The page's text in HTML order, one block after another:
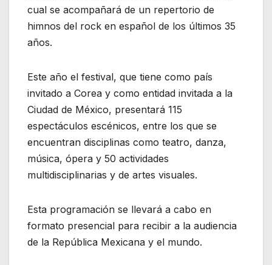
cual se acompañará de un repertorio de
himnos del rock en español de los últimos 35
años.
Este año el festival, que tiene como país
invitado a Corea y como entidad invitada a la
Ciudad de México, presentará 115
espectáculos escénicos, entre los que se
encuentran disciplinas como teatro, danza,
música, ópera y 50 actividades
multidisciplinarias y de artes visuales.
Esta programación se llevará a cabo en
formato presencial para recibir a la audiencia
de la República Mexicana y el mundo.